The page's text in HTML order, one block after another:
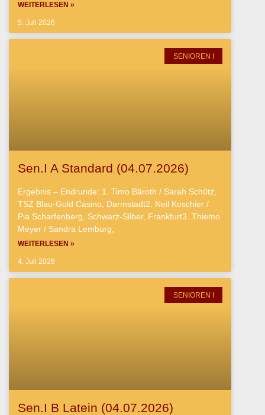
WEITERLESEN »
5. Juli 2026
SENIOREN I
Sen.I A Standard (04.07.2026)
Ergebnis – Endrunde: 1. Timo Bäroth / Sarah Schütz,
TSZ Blau-Gold Casino, Darmstadt2. Neil Koschier /
Pia Scharfenberg, Schwarz-Silber, Frankfurt3. Thiemo
Meyer / Sandra Lemburg,
WEITERLESEN »
4. Juli 2026
SENIOREN I
Sen.I B Latein (04.07.2026)